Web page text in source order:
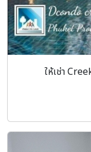
ให้เช่า